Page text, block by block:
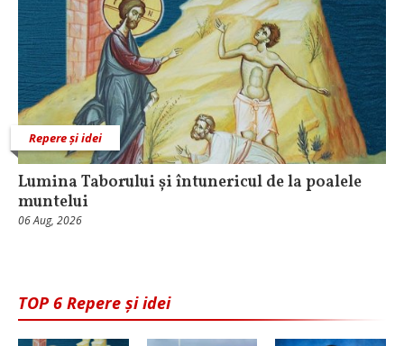
Repere și idei
Lumina Taborului și întunericul de la poalele
muntelui
06 Aug, 2026
TOP 6 Repere și idei